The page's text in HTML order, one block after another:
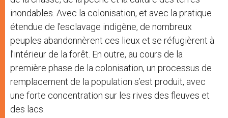
inondables. Avec la colonisation, et avec la pratique
étendue de l’esclavage indigène, de nombreux
peuples abandonnèrent ces lieux et se réfugièrent à
l’intérieur de la forêt. En outre, au cours de la
première phase de la colonisation, un processus de
remplacement de la population s’est produit, avec
une forte concentration sur les rives des fleuves et
des lacs.